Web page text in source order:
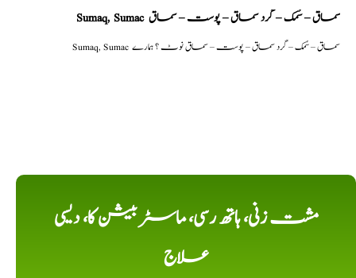
Sumaq, Sumac سماق – سُمک – گرد سماق – پوست – سماق
Sumaq, Sumac سماق – سُمک – گرد سماق – پوست – سماق نوٹ ؟ ہمارے
مشت زنی، ہاتھ رسی، ماسٹر بیشن کا، دیسی
علاج